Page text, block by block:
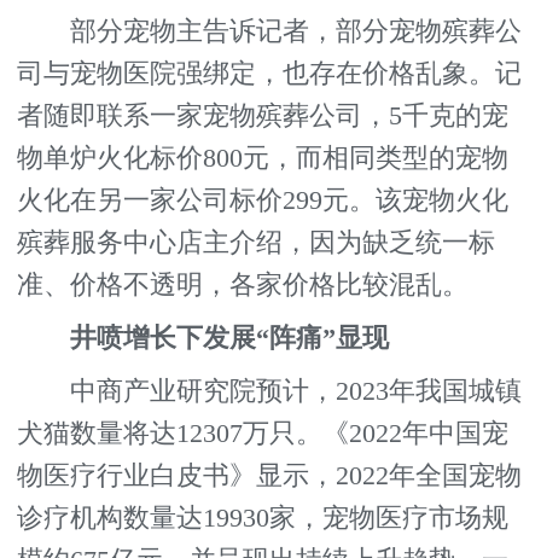
部分宠物主告诉记者，部分宠物殡葬公
司与宠物医院强绑定，也存在价格乱象。记
者随即联系一家宠物殡葬公司，5千克的宠
物单炉火化标价800元，而相同类型的宠物
火化在另一家公司标价299元。该宠物火化
殡葬服务中心店主介绍，因为缺乏统一标
准、价格不透明，各家价格比较混乱。
井喷增长下发展“阵痛”显现
中商产业研究院预计，2023年我国城镇
犬猫数量将达12307万只。《2022年中国宠
物医疗行业白皮书》显示，2022年全国宠物
诊疗机构数量达19930家，宠物医疗市场规